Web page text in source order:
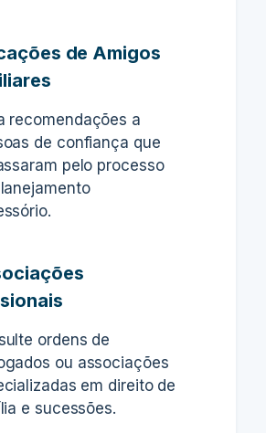
de Amigos
recomendações a
de confiança que
pelo processo
ordens de
ou associações
em direito de
e sucessões.